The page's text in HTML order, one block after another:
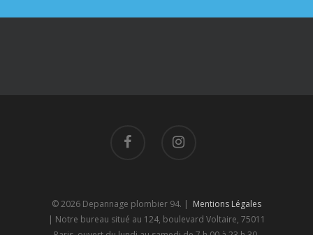
© 2026 Depannage plombier 94. | Mentions Légales
| Notre bureau situé au 124, boulevard Voltaire, 75011